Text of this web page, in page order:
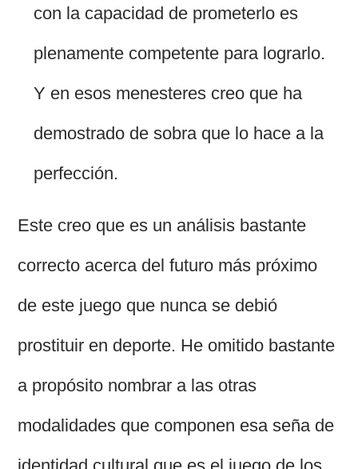
con la capacidad de prometerlo es
plenamente competente para lograrlo.
Y en esos menesteres creo que ha
demostrado de sobra que lo hace a la
perfección.
Este creo que es un análisis bastante
correcto acerca del futuro más próximo
de este juego que nunca se debió
prostituir en deporte. He omitido bastante
a propósito nombrar a las otras
modalidades que componen esa seña de